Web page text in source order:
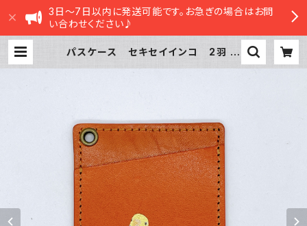
3日～7日以内に発送可能です。お急ぎの場合はお問
い合わせください♪
パスケース セキセイインコ 2羽